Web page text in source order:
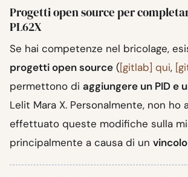
Progetti open source per
PL62X
Se hai competenze nel bricolage,
progetti open source ([gitlab] qui,
permettono di aggiungere un PID e
Lelit Mara X. Personalmente, non ho
effettuato queste modifiche sulla
principalmente a causa di un